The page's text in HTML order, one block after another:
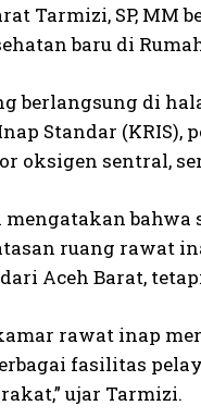
Tarmizi, SP, MM
baru di
berlangsung di
Standar (KRIS),
oksigen sentral,
ruang rawat
Aceh Barat,
rawat inap
fasilitas
ujar Tarmizi.